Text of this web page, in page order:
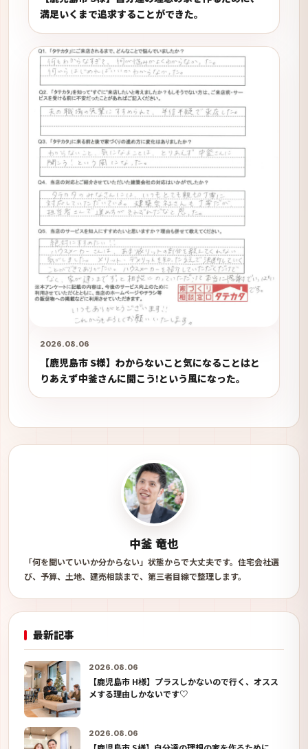
満足いくまで追求することができた。
2026.08.06
【鹿児島市 S様】わからないこと気になることはと
りあえず中釜さんに聞こう!という風になった。
中釜 竜也
「何を聞いていいか分からない」状態からで大丈夫です。住宅会社選
び、予算、土地、建売相談まで、第三者目線で整理します。
最新記事
2026.08.06
【鹿児島市 H様】プラスしかないので行く、オスス
メする理由しかないです♡
2026.08.06